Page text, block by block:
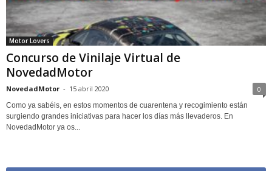
Motor Lovers
Concurso de Vinilaje Virtual de
NovedadMotor
NovedadMotor - 15 abril 2020 0
Como ya sabéis, en estos momentos de cuarentena y recogimiento están
surgiendo grandes iniciativas para hacer los días más llevaderos. En
NovedadMotor ya os...